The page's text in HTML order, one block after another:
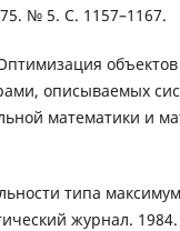
№ 5. C. 1157–1167.
объектов
описываемых
математики и
типа
журнал.